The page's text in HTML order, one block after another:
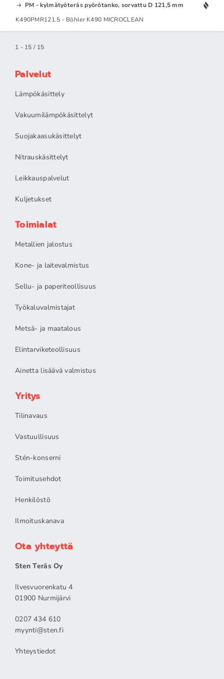
PM - kylmätyöteräs pyörötanko, sorvattu D 121,5 mm
K490PMR121.5 - Böhler K490 MICROCLEAN
1 - 15 / 15
Palvelut
Lämpökäsittely
Vakuumilämpökäsittelyt
Suojakaasukäsittelyt
Nitrauskäsittelyt
Leikkauspalvelut
Kuljetukset
Toimialat
Metallien jalostus
Kone- ja laitevalmistus
Sellu- ja paperiteollisuus
Työkaluvalmistajat
Metsä- ja maatalous
Elintarviketeollisuus
Ainetta lisäävä valmistus
Yritys
Tilinavaus
Vastuullisuus
Stén-konserni
Toimitusehdot
Henkilöstö
Ilmoituskanava
Ota yhteyttä
Sten Teräs Oy
Ilvesvuorenkatu 4
01900 Nurmijärvi
0207 434 610
myynti@sten.fi
Yhteystiedot